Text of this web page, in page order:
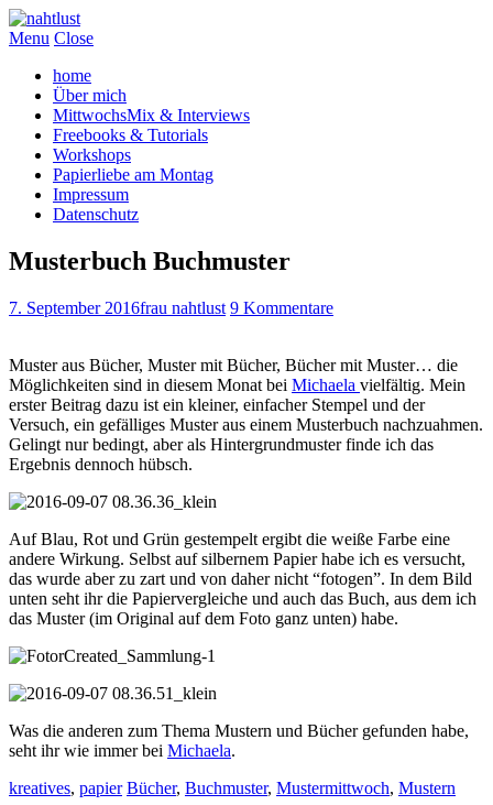
Menu Close
home
Über mich
MittwochsMix & Interviews
Freebooks & Tutorials
Workshops
Papierliebe am Montag
Impressum
Datenschutz
Musterbuch Buchmuster
7. September 2016frau nahtlust 9 Kommentare
Muster aus Bücher, Muster mit Bücher, Bücher mit Muster… die
Möglichkeiten sind in diesem Monat bei Michaela vielfältig. Mein
erster Beitrag dazu ist ein kleiner, einfacher Stempel und der
Versuch, ein gefälliges Muster aus einem Musterbuch nachzuahmen.
Gelingt nur bedingt, aber als Hintergrundmuster finde ich das
Ergebnis dennoch hübsch.
Auf Blau, Rot und Grün gestempelt ergibt die weiße Farbe eine
andere Wirkung. Selbst auf silbernem Papier habe ich es versucht,
das wurde aber zu zart und von daher nicht “fotogen”. In dem Bild
unten seht ihr die Papiervergleiche und auch das Buch, aus dem ich
das Muster (im Original auf dem Foto ganz unten) habe.
Was die anderen zum Thema Mustern und Bücher gefunden habe,
seht ihr wie immer bei Michaela.
kreatives, papier Bücher, Buchmuster, Mustermittwoch, Mustern